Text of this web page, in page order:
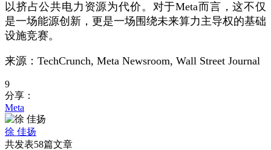
以挤占公共电力资源为代价。对于Meta而言，这不仅
是一场能源创新，更是一场围绕未来算力主导权的基础
设施竞赛。
来源：TechCrunch, Meta Newsroom, Wall Street Journal
9
分享：
Meta
徐 佳扬
共发表58篇文章